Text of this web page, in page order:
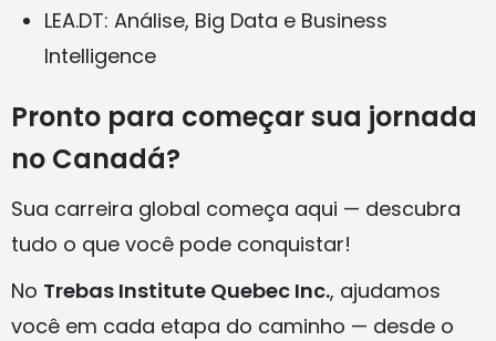
LEA.DT: Análise, Big Data e Business
Intelligence
Pronto para começar sua jornada
no Canadá?
Sua carreira global começa aqui — descubra
tudo o que você pode conquistar!
No Trebas Institute Quebec Inc., ajudamos
você em cada etapa do caminho — desde o